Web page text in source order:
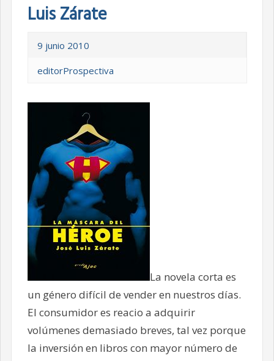
Luis Zárate
9 junio 2010
editorProspectiva
La novela corta es
un género difícil de vender en nuestros días.
El consumidor es reacio a adquirir
volúmenes demasiado breves, tal vez porque
la inversión en libros con mayor número de